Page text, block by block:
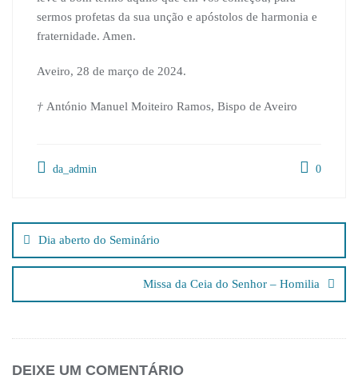
sermos profetas da sua unção e apóstolos de harmonia e
fraternidade. Amen.
Aveiro, 28 de março de 2024.
† António Manuel Moiteiro Ramos, Bispo de Aveiro
da_admin 0
de
artigos
Dia aberto do Seminário
Missa da Ceia do Senhor – Homilia
DEIXE UM COMENTÁRIO